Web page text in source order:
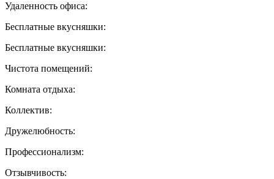
Удаленность офиса:
Бесплатные вкусняшки:
Бесплатные вкусняшки:
Чистота помещений:
Комната отдыха:
Коллектив:
Дружелюбность:
Профессионализм:
Отзывчивость: